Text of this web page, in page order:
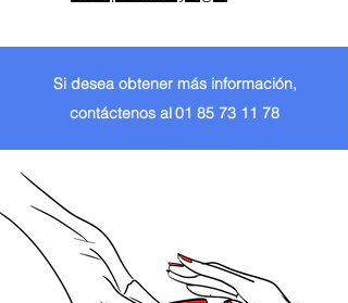
Si desea obtener más información,
contáctenos al01 85 73 11 78